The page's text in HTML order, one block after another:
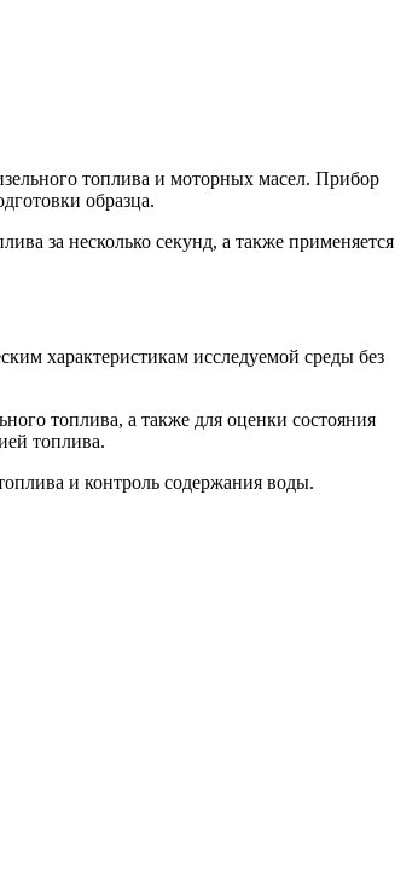
топлива и моторных масел. Прибор
образца.
за несколько секунд, а также применяется
характеристикам исследуемой среды без
топлива, а также для оценки состояния
топлива.
и контроль содержания воды.